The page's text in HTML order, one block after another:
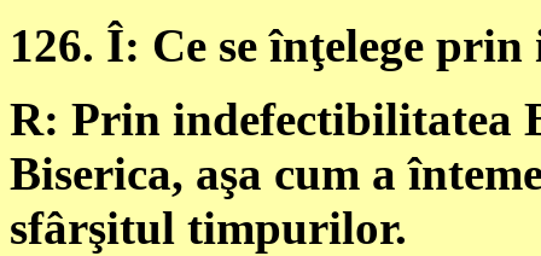
126. Î: Ce se înţelege
R: Prin indefectibilitatea
Biserica, aşa cum a
sfârşitul timpurilor.